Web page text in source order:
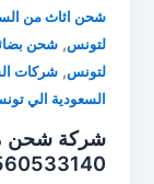
شحن اثاث من
لتونس,شحن
لتونس,شركات
السعودية الي
شركة شحن